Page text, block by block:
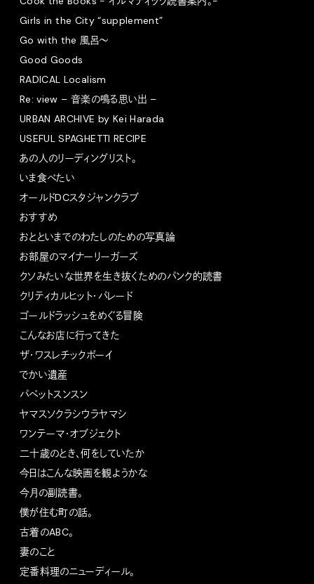
Girls in the City “supplement”
Go with the 風呂〜
Good Goods
RADICAL Localism
Re: view – 音楽の鳴る思い出 –
URBAN ARCHIVE by Kei Harada
USEFUL SPAGHETTI RECIPE
あの人のリーディングリスト。
いま食べたい
オールドDCスタジャンクラブ
おすすめ
おとといまでのわたしのための写真論
お部屋のマイナーリーガーズ
クソみたいな世界を生き抜くためのパンク的読書
クリティカルヒット・パレード
ゴールドラッシュをめぐる冒険
こんなお店に行ってきた
ザ・ワスレチックボーイ
でかい遺産
パペットスンスン
ヤマスソクラシウラヤマシ
ワンテーマ・オブジェクト
二十歳のとき、何をしていたか
今日はこんな映画を観ようかな
今月の副読書。
僕が住む町の話。
古着のABC。
妻のこと
定番料理のニューディール。